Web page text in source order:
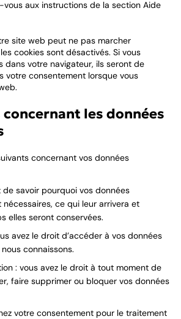
aux instructions de la section Aide
site web peut ne pas marcher
cookies sont désactivés. Si vous
dans votre navigateur, ils seront de
votre consentement lorsque vous
les données
concernant vos données
de savoir pourquoi vos données
nécessaires, ce qui leur arrivera et
elles seront conservées.
avez le droit d’accéder à vos données
connaissons.
: vous avez le droit à tout moment de
faire supprimer ou bloquer vos données
votre consentement pour le traitement